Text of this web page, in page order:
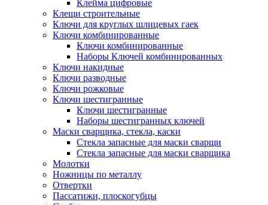
Клейма цифровые
Клещи строительные
Ключи для круглых шлицевых гаек
Ключи комбинированные
Ключи комбинированные
Наборы Ключей комбинированных
Ключи накидные
Ключи разводные
Ключи рожковые
Ключи шестигранные
Ключи шестигранные
Наборы шестигранных ключей
Маски сварщика, стекла, каски
Стекла запасные для маски сварщи
Стекла запасные для маски сварщика
Молотки
Ножницы по металлу
Отвертки
Пассатижи, плоскогубцы